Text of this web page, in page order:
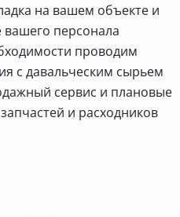
на вашем объекте и
вашего персонала
проводим
с давальческим сырьем
сервис и плановые
и расходников